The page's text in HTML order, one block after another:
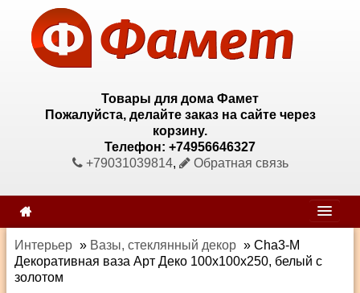
Товары для дома Фамет
Пожалуйста, делайте заказ на сайте через
корзину.
Телефон: +74956646327
+79031039814, Обратная связь
Интерьер » Вазы, стеклянный декор » Cha3-M
Декоративная ваза Арт Деко 100х100х250, белый с
золотом